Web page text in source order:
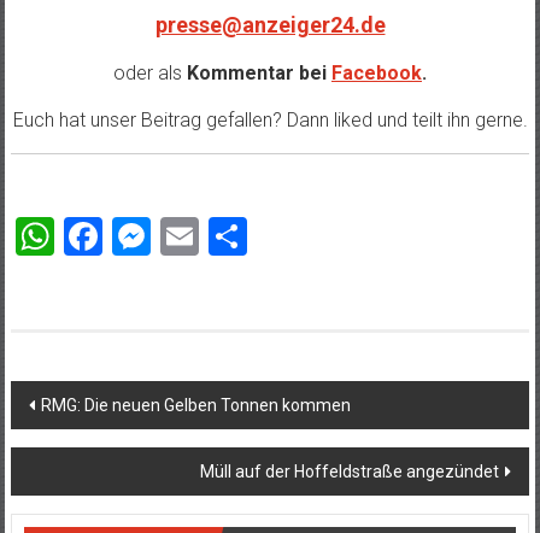
presse@anzeiger24.de
oder als Kommentar bei Facebook.
Euch hat unser Beitrag gefallen? Dann liked und teilt ihn gerne.
WhatsApp
Facebook
Messenger
EmailTeilen
Beitragsnavigation
RMG: Die neuen Gelben Tonnen kommen
Müll auf der Hoffeldstraße angezündet